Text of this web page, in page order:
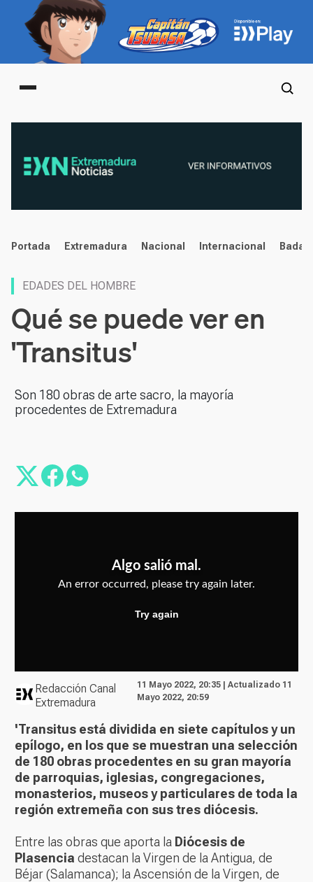
Main menu
noticias
Portada Extremadura Nacional Internacional
EDADES DEL HOMBRE
Qué se puede ver en
'Transitus'
Son 180 obras de arte sacro, la mayoría
procedentes de Extremadura
Redacción Canal
Extremadura
11 Mayo 2022, 20:35 | Actualizado 11
Mayo 2022, 20:59
'Transitus está dividida en siete capítulos y un
epílogo, en los que se muestran una selección
de 180 obras procedentes en su gran mayoría
de parroquias, iglesias, congregaciones,
monasterios, museos y particulares de toda la
región extremeña con sus tres diócesis.
Entre las obras que aporta la Diócesis de
Plasencia destacan la Virgen de la Antigua, de
Béjar (Salamanca); la Ascensión de la Virgen, de